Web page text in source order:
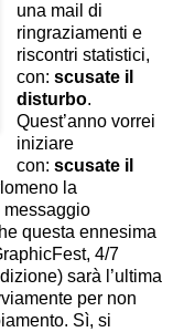
una mail di
ringraziamenti e
riscontri statistici,
con: scusate il
disturbo.
Quest’anno vorrei
iniziare
con: scusate il
la
messaggio
questa ennesima
4/7
sarà l’ultima
per non
Sì, si